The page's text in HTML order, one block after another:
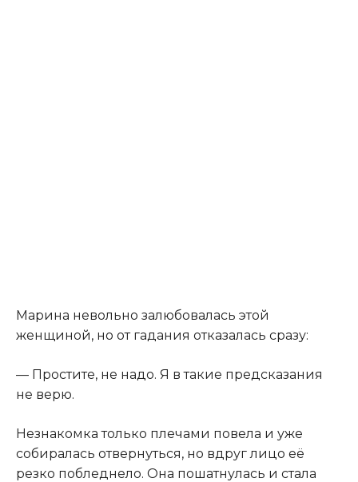
Марина невольно залюбовалась этой
женщиной, но от гадания отказалась сразу:
— Простите, не надо. Я в такие предсказания
не верю.
Незнакомка только плечами повела и уже
собиралась отвернуться, но вдруг лицо её
резко побледнело. Она пошатнулась и стала